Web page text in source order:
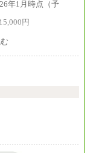
年1月時点（予
円
務遂行が求めら
に高い金額を個別
に勤務をした場